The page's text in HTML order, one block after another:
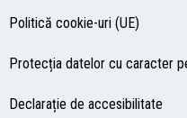
Politică cookie-uri (UE)
Protecția datelor cu caracter
Declarație de accesibilitate